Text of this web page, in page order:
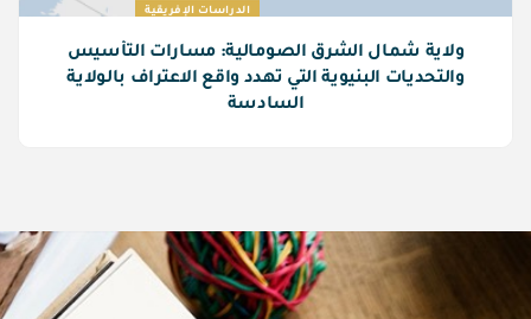
الدراسات الإفريقية
ولاية شمال الشرق الصومالية: مسارات التأسيس
والتحديات البنيوية التي تهدد واقع الاعتراف بالولاية
السادسة